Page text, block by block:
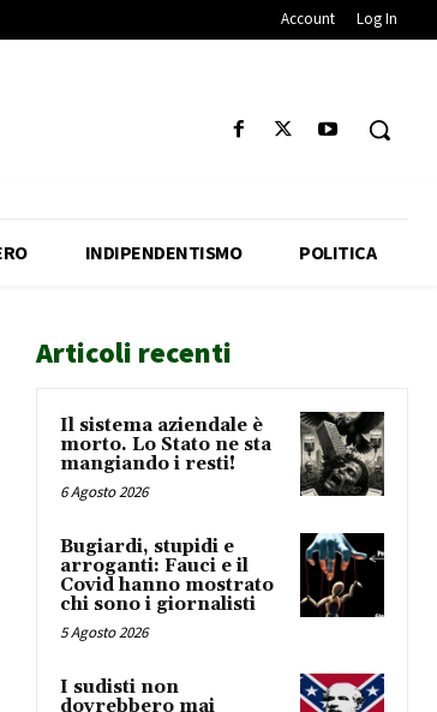
Account Log In
INDIPENDENTISMO POLITICA
Articoli recenti
Il sistema aziendale è
morto. Lo Stato ne sta
mangiando i resti!
6 Agosto 2026
Bugiardi, stupidi e
arroganti: Fauci e il
Covid hanno mostrato
chi sono i giornalisti
5 Agosto 2026
I sudisti non
dovrebbero mai